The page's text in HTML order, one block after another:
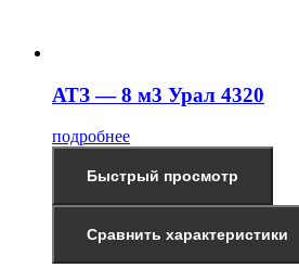
АТЗ — 8 м3 Урал 4320
подробнее
Быстрый просмотр
Сравнить характеристики